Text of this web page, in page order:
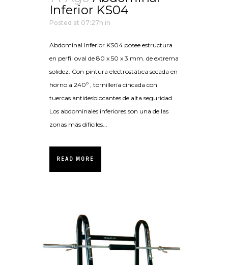
Inferior KS04
Posted at 07:27h in
Abdominal Inferior KS04 posee estructura
en perfil oval de 80 x 50 x 3 mm. de extrema
solidez. Con pintura electrostática secada en
horno a 240º , tornillería cincada con
tuercas antidesblocantes de alta seguridad.
Los abdominales inferiores son una de las
zonas más difíciles...
READ MORE